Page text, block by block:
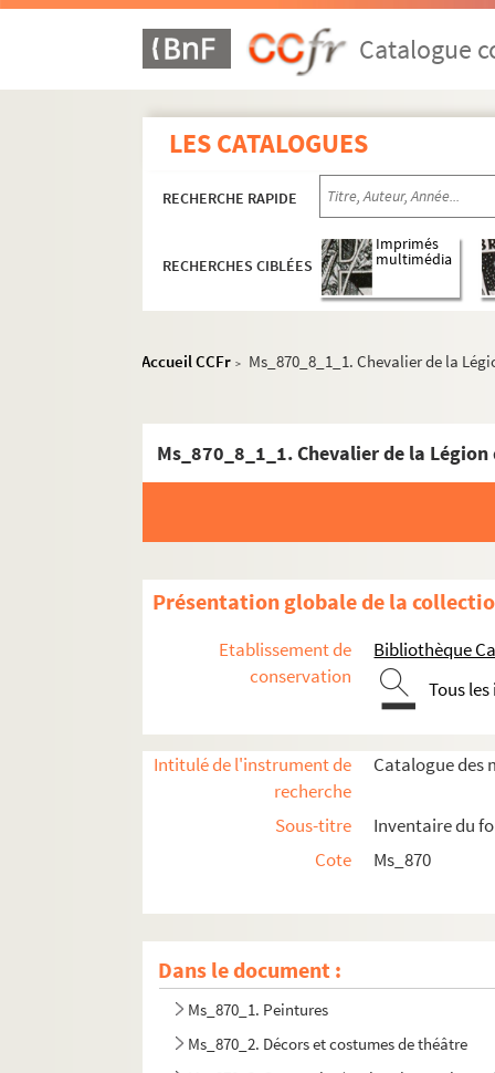
Catalogue
LES CATALOGUES
RECHERCHE RAPIDE
RECHERCHES CIBLÉES
Imprimés
multimédia
Accueil CCFr > Ms_870_8_1_1. Chevalier de la
Ms_870_8_1_1. Chevalier de la
Présentation globale de la
Etablissement de
conservation
Bibliothèque
Tous
Intitulé de l'instrument de
recherche
Catalogue des
Sous-titre
Inventaire du
Cote
Ms_870
Dans le document :
Ms_870_1. Peintures
Ms_870_2. Décors et costumes de théâtre